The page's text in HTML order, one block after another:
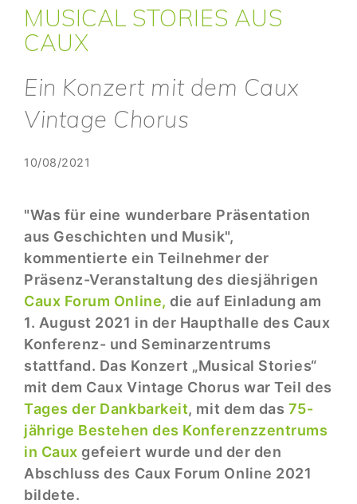
MUSICAL STORIES AUS
CAUX
Ein Konzert mit dem Caux
Vintage Chorus
10/08/2021
"Was für eine wunderbare Präsentation
aus Geschichten und Musik",
kommentierte ein Teilnehmer der
Präsenz-Veranstaltung des diesjährigen
Caux Forum Online, die auf Einladung am
1. August 2021 in der Haupthalle des Caux
Konferenz- und Seminarzentrums
stattfand. Das Konzert „Musical Stories“
mit dem Caux Vintage Chorus war Teil des
Tages der Dankbarkeit, mit dem das 75-
jährige Bestehen des Konferenzzentrums
in Caux gefeiert wurde und der den
Abschluss des Caux Forum Online 2021
bildete.